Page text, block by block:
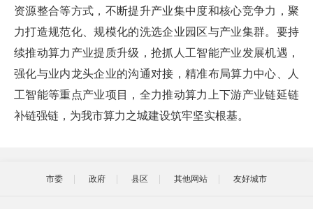
资源整合等方式，不断提升产业集中度和核心竞争力，聚
力打造规范化、规模化的洗选企业园区与产业集群。要持
续推动算力产业提质升级，抢抓人工智能产业发展机遇，
强化与业内龙头企业的沟通对接，精准布局算力中心、人
工智能等重点产业项目，全力推动算力上下游产业链延链
补链强链，为我市算力之城建设筑牢坚实根基。
市委 政府 县区 其他网站 友好城市